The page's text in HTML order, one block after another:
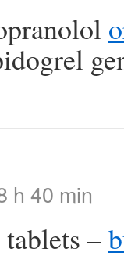
h 40 min
–